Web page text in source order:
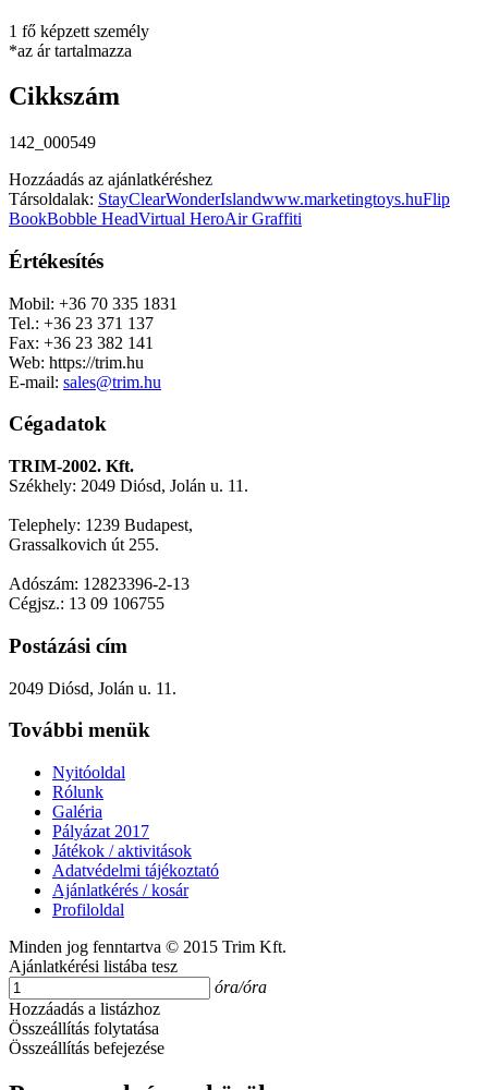
1 fő képzett személy
*az ár tartalmazza
Cikkszám
142_000549
Hozzáadás az ajánlatkéréshez
Társoldalak: StayClearWonderIslandwww.marketingtoys.huFlip
BookBobble HeadVirtual HeroAir Graffiti
Értékesítés
Mobil: +36 70 335 1831
Tel.: +36 23 371 137
Fax: +36 23 382 141
Web: https://trim.hu
E-mail: sales@trim.hu
Cégadatok
TRIM-2002. Kft.
Székhely: 2049 Diósd, Jolán u. 11.
Telephely: 1239 Budapest,
Grassalkovich út 255.
Adószám: 12823396-2-13
Cégjsz.: 13 09 106755
Postázási cím
2049 Diósd, Jolán u. 11.
További menük
Nyitóoldal
Rólunk
Galéria
Pályázat 2017
Játékok / aktivitások
Adatvédelmi tájékoztató
Ajánlatkérés / kosár
Profiloldal
Minden jog fenntartva © 2015 Trim Kft.
Ajánlatkérési listába tesz
óra/óra
Hozzáadás a listázhoz
Összeállítás folytatása
Összeállítás befejezése